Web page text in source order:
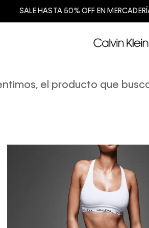
SALE HASTA 50% OFF EN
el producto que